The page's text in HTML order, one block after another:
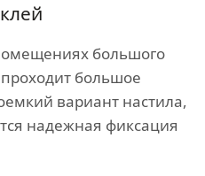
большого
большое
вариант настила,
надежная фиксация